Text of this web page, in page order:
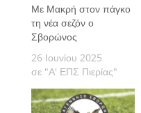
Με Μακρή στον πάγκο
τη νέα σεζόν ο
Σβορώνος
26 Ιουνίου 2025
σε "Α' ΕΠΣ Πιερίας"